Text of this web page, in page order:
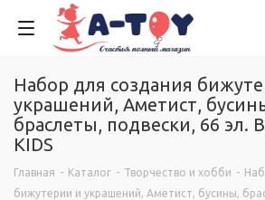
Набор для создания
украшений, Аметист,
браслеты, подвески, 66 эл.
KIDS
Главная - Каталог - Творчество и хобби -
бижутерии и украшений, Аметист, бусины,